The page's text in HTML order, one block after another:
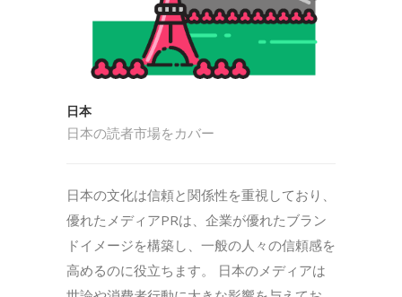
日本
日本の読者市場をカバー
日本の文化は信頼と関係性を重視しており、
優れたメディアPRは、企業が優れたブラン
ドイメージを構築し、一般の人々の信頼感を
高めるのに役立ちます。 日本のメディアは